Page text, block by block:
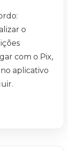
o
com o Pix,
aplicativo